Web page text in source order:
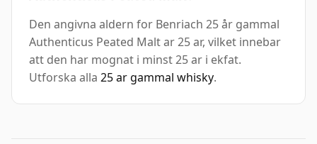
Den angivna aldern for Benriach 25 år gammal
Authenticus Peated Malt ar 25 ar, vilket innebar
att den har mognat i minst 25 ar i ekfat.
Utforska alla 25 ar gammal whisky.